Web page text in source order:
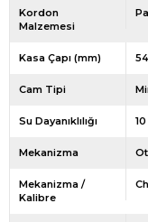
Kordon
Malzemesi
Kasa Çapı (mm) 54
Cam Tipi
Su Dayanıklılığı
Mekanizma
Mekanizma /
Kalibre